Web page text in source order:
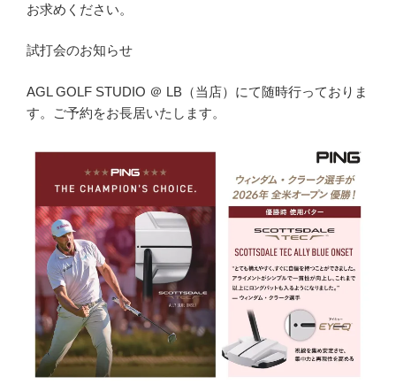
お求めください。
試打会のお知らせ
AGL GOLF STUDIO ＠ LB（当店）にて随時行っておりま
す。ご予約をお長居いたします。